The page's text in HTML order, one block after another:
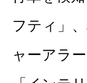
フティ」
ャーアラ